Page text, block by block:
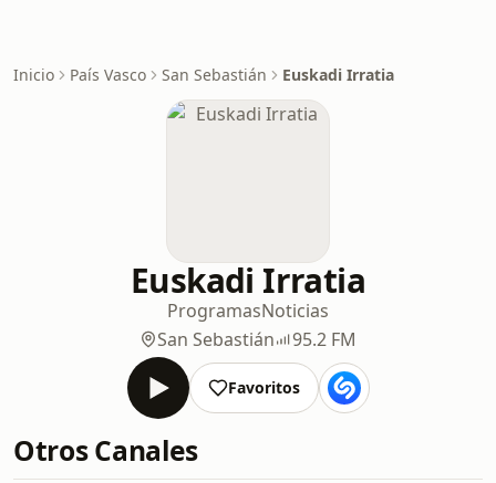
Inicio País Vasco San Sebastián Euskadi Irratia
Euskadi Irratia
ProgramasNoticias
San Sebastián
95.2 FM
Favoritos
Otros Canales